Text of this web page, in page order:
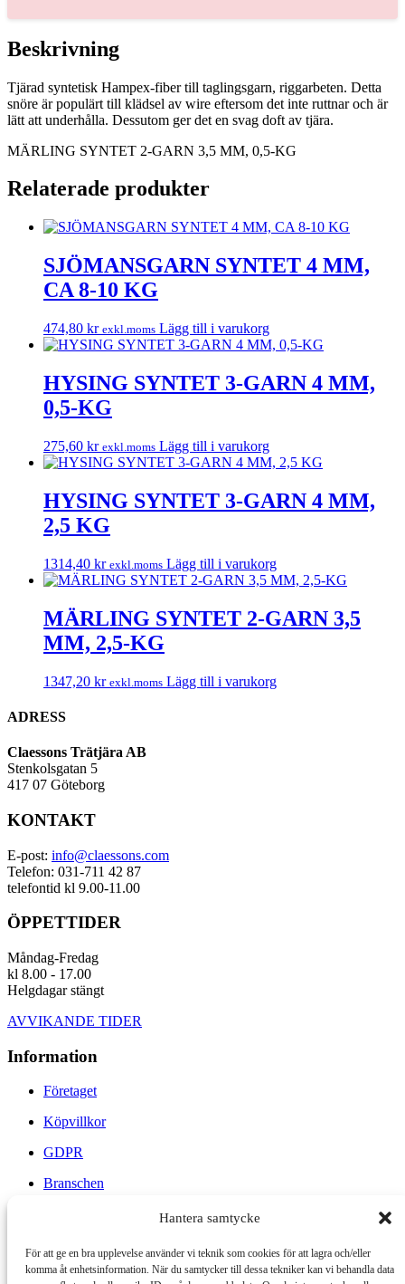
Hantera samtycke
För att ge en bra upplevelse använder vi teknik som cookies för att lagra och/eller
komma åt enhetsinformation. När du samtycker till dessa tekniker kan vi behandla data
MM,
0,5-
KG
Beskrivning
Tjärad syntetisk Hampex-fiber till taglingsgarn, riggarbeten. Detta
snöre är populärt till klädsel av wire eftersom det inte ruttnar och är
lätt att underhålla. Dessutom ger det en svag doft av tjära.
MÄRLING SYNTET 2-GARN 3,5 MM, 0,5-KG
Relaterade produkter
SJÖMANSGARN SYNTET 4 MM,
CA 8-10 KG
474,80 kr exkl.moms Lägg till i varukorg
HYSING SYNTET 3-GARN 4 MM,
0,5-KG
275,60 kr exkl.moms Lägg till i varukorg
HYSING SYNTET 3-GARN 4 MM,
2,5 KG
1314,40 kr exkl.moms Lägg till i varukorg
MÄRLING SYNTET 2-GARN 3,5
MM, 2,5-KG
1347,20 kr exkl.moms Lägg till i varukorg
ADRESS
Claessons Trätjära AB
Stenkolsgatan 5
417 07 Göteborg
KONTAKT
E-post: info@claessons.com
Telefon: 031-711 42 87
telefontid kl 9.00-11.00
ÖPPETTIDER
Måndag-Fredag
kl 8.00 - 17.00
Helgdagar stängt
AVVIKANDE TIDER
Information
Företaget
Köpvillkor
GDPR
Branschen
Arbetsbeskrivning för Trätjära